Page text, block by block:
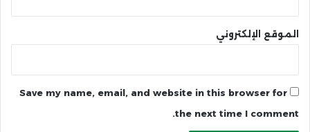
الموقع الإلكتروني
Save my name, email, and website in this browser for
the next time I comment.